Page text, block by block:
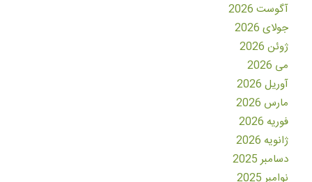
آگوست 2026
جولای 2026
ژوئن 2026
می 2026
آوریل 2026
مارس 2026
فوریه 2026
ژانویه 2026
دسامبر 2025
نوامبر 2025